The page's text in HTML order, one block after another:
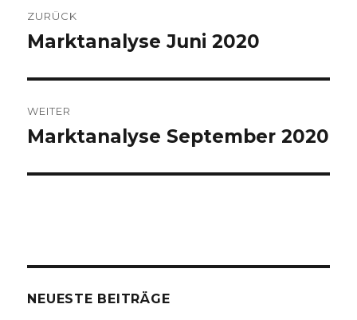
ZURÜCK
Vorheriger
Marktanalyse Juni 2020
WEITER
Nächster
Marktanalyse September 2020
NEUESTE BEITRÄGE